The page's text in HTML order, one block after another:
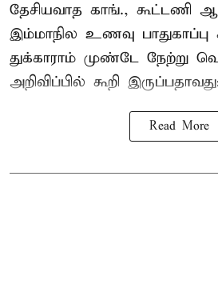
தேசியவாத காங்., கூட்டணி
இம்மாநில உணவு
துக்காராம் முண்டே நேற்று
அறிவிப்பில் கூறி
Read More